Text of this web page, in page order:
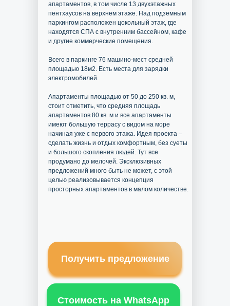
апартаментов, в том числе 13 двухэтажных
пентхаусов на верхнем этаже. Над подземным
паркингом расположен цокольный этаж, где
находятся СПА с внутренним бассейном, кафе
и другие коммерческие помещения.
Всего в паркинге 76 машино-мест средней
площадью 18м2. Есть места для зарядки
электромобилей.
Апартаменты площадью от 50 до 250 кв. м,
стоит отметить, что средняя площадь
апартаментов 80 кв. м и все апартаменты
имеют большую террасу с видом на море
начиная уже с первого этажа. Идея проекта –
сделать жизнь и отдых комфортным, без суеты
и большого скопления людей. Тут все
продумано до мелочей. Эксклюзивных
предложений много быть не может, с этой
целью реализовывается концепция
просторных апартаментов в малом количестве.
Получить предложение
Стоимость на WhatsApp